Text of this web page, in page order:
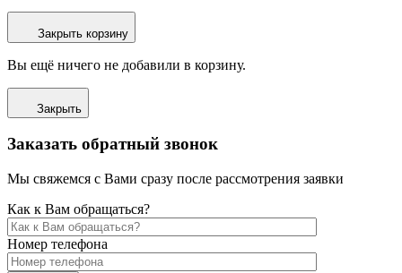
Закрыть корзину
Вы ещё ничего не добавили в корзину.
Закрыть
Заказать обратный звонок
Мы свяжемся с Вами сразу после рассмотрения заявки
Как к Вам обращаться?
Номер телефона